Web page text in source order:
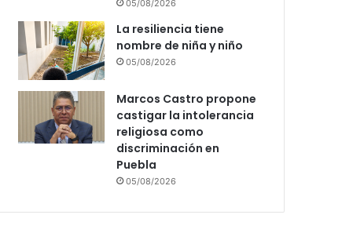
05/08/2026
La resiliencia tiene
nombre de niña y niño
05/08/2026
Marcos Castro propone
castigar la intolerancia
religiosa como
discriminación en
Puebla
05/08/2026